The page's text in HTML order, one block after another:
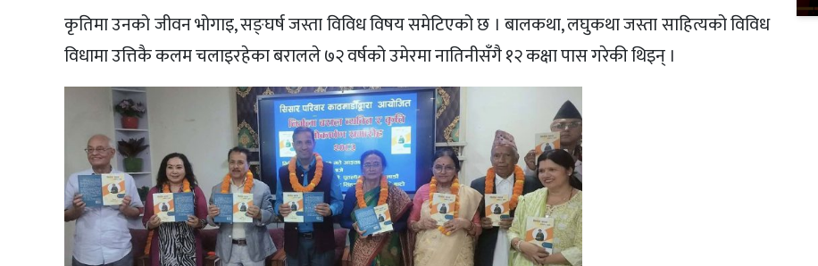
कृतिमा उनको जीवन भोगाइ, सङ्घर्ष जस्ता विविध विषय समेटिएको छ । बालकथा, लघुकथा जस्ता साहित्यको विविध
विधामा उत्तिकै कलम चलाइरहेका बरालले ७२ वर्षको उमेरमा नातिनीसँगै १२ कक्षा पास गरेकी थिइन् ।